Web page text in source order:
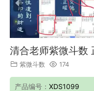
清合老师紫微斗数
紫微斗数 174
产品编号： XDS1099